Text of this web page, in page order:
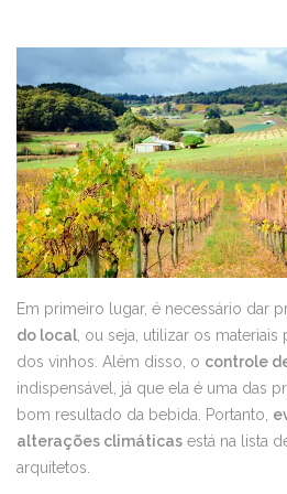
Em primeiro lugar, é necessário dar
do local , ou seja, utilizar os
dos vinhos. Além disso, o controle
indispensável, já que ela é uma das
bom resultado da bebida. Portanto,
alterações climáticas está na lista
arquitetos.